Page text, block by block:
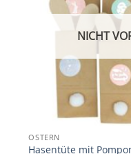
NICHT
OSTERN
Hasentüte mit